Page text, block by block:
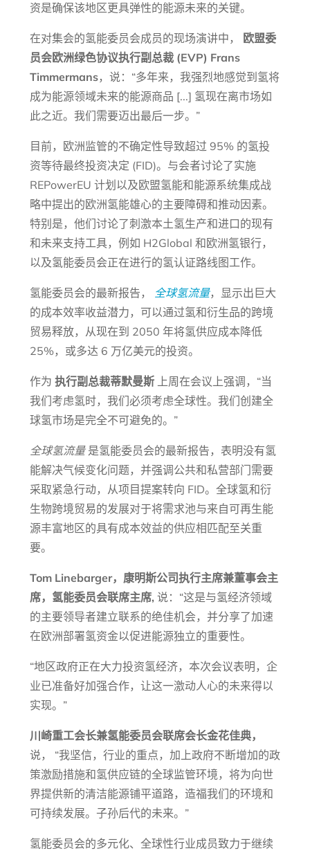
资是确保该地区更具弹性的能源未来的关键。
在对集会的氢能委员会成员的现场演讲中，
欧盟委
员会欧洲绿色协议执行副总裁 (EVP) Frans
Timmermans，说：“多年来，我强烈地感觉到氢将
成为能源领域未来的能源商品 [...] 氢现在离市场如
此之近。我们需要迈出最后一步。”
目前，欧洲监管的不确定性导致超过 95% 的氢投
资等待最终投资决定 (FID)。与会者讨论了实施
REPowerEU 计划以及欧盟氢能和能源系统集成战
略中提出的欧洲氢能雄心的主要障碍和推动因素。
特别是，他们讨论了刺激本土氢生产和进口的现有
和未来支持工具，例如 H2Global 和欧洲氢银行，
以及氢能委员会正在进行的氢认证路线图工作。
氢能委员会的最新报告， 全球氢流量，显示出巨大
的成本效率收益潜力，可以通过氢和衍生品的跨境
贸易释放，从现在到 2050 年将氢供应成本降低
25%，或多达 6 万亿美元的投资。
作为 执行副总裁蒂默曼斯上周在会议上强调，“当
我们考虑氢时，我们必须考虑全球性。我们创建全
球氢市场是完全不可避免的。”
全球氢流量是氢能委员会的最新报告，表明没有氢
能解决气候变化问题，并强调公共和私营部门需要
采取紧急行动，从项目提案转向 FID。全球氢和衍
生物跨境贸易的发展对于将需求池与来自可再生能
源丰富地区的具有成本效益的供应相匹配至关重
要。
Tom Linebarger，康明斯公司执行主席兼董事会主
席，氢能委员会联席主席, 说：“这是与氢经济领域
的主要领导者建立联系的绝佳机会，并分享了加速
在欧洲部署氢资金以促进能源独立的重要性。
“地区政府正在大力投资氢经济，本次会议表明，企
业已准备好加强合作，让这一激动人心的未来得以
实现。”
川崎重工会长兼氢能委员会联席会长金花佳典，
说，
“我坚信，行业的重点，加上政府不断增加的政
策激励措施和氢供应链的全球监管环境，将为向世
界提供新的清洁能源铺平道路，造福我们的环境和
可持续发展。子孙后代的未来。”
氢能委员会的多元化、全球性行业成员致力于继续